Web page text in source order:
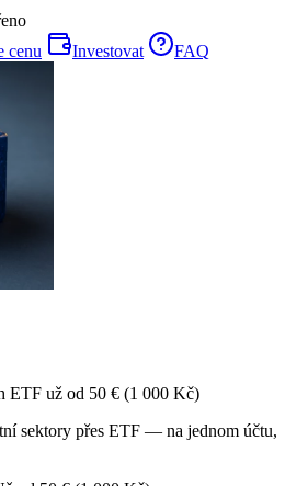
cenu Investovat FAQ
ETF už od 50 € (1 000 Kč)
sektory přes ETF — na jednom účtu,